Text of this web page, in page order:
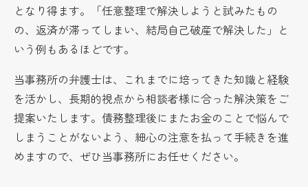
となり得ます。「任意整理で解決しようと試みたもの
の、返済が滞ってしまい、結局自己破産で解決した」と
いう例もあるほどです。
当事務所の弁護士は、これまでに培ってきた知識と経験
を活かし、長期的視点から相談者様に合った解決策をご
提案いたします。債務整理後にまたお金のことで悩んで
しまうことがないよう、細心の注意を払って手続きを進
めますので、ぜひ当事務所にお任せください。